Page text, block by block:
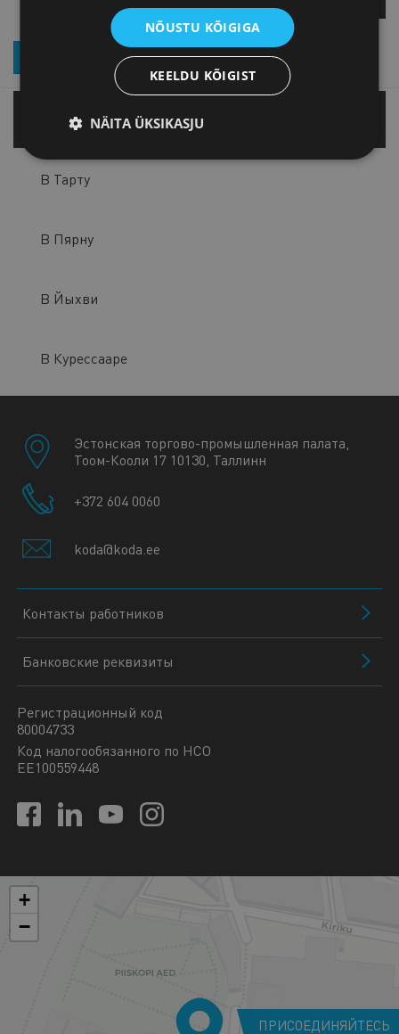
ПОДПИСКА НА РАССЫЛКУ НОВОСТЕЙ
В Таллинне
В Тарту
В Пярну
В Йыхви
В Курессааре
Эстонская торгово-промышленная палата,
Тоом-Кооли 17 10130, Таллинн
+372 604 0060
koda@koda.ee
Контакты работников
Банковские реквизиты
Регистрационный код
80004733
Код налогообязанного по НСО
EE100559448
+
−
ПРИСОЕДИНЯЙТЕСЬ
NÕUSTU KÕIGIGA
KEELDU KÕIGIST
NÄITA ÜKSIKASJU